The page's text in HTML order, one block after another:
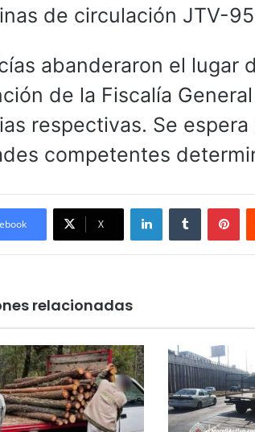
de circulación JTV-
abanderaron el lugar
de la Fiscalía
respectivas. Se
competentes
X
LinkedInTumblr
relacionadas